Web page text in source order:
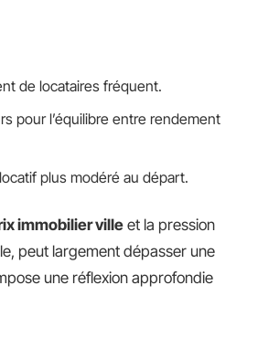
de locataires fréquent.
pour l’équilibre entre rendement
plus modéré au départ.
immobilier ville et la pression
peut largement dépasser une
une réflexion approfondie